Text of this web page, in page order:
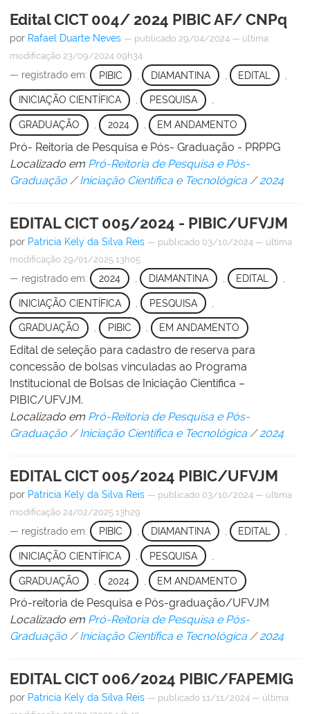
Edital CICT 004/ 2024 PIBIC AF/ CNPq
por Rafael Duarte Neves — publicado 29/04/2024 — última
modificação 23/09/2024 09h34
— registrado em: PIBIC DIAMANTINA EDITAL
INICIAÇÃO CIENTÍFICA , PESQUISA ,
GRADUAÇÃO 2024 EM ANDAMENTO
Pró- Reitoria de Pesquisa e Pós- Graduação - PRPPG
Localizado em Pró-Reitoria de Pesquisa e Pós-
Graduação /Iniciação Científica e Tecnológica /2024
EDITAL CICT 005/2024 - PIBIC/UFVJM
por Patricia Kely da Silva Reis — publicado 03/10/2024 — última
modificação 29/01/2025 13h05
— registrado em: 2024 DIAMANTINA EDITAL
INICIAÇÃO CIENTÍFICA PESQUISA
GRADUAÇÃO , PIBIC , EM ANDAMENTO
Edital de seleção para cadastro de reserva para
concessão de bolsas vinculadas ao Programa
Institucional de Bolsas de Iniciação Científica –
PIBIC/UFVJM.
Localizado em Pró-Reitoria de Pesquisa e Pós-
Graduação /Iniciação Científica e Tecnológica /2024
EDITAL CICT 005/2024 PIBIC/UFVJM
por Patricia Kely da Silva Reis — publicado 03/10/2024 — última
modificação 24/02/2025 13h29
— registrado em: PIBIC DIAMANTINA EDITAL
INICIAÇÃO CIENTÍFICA PESQUISA
GRADUAÇÃO 2024 EM ANDAMENTO
Pró-reitoria de Pesquisa e Pós-graduação/UFVJM
Localizado em Pró-Reitoria de Pesquisa e Pós-
Graduação /Iniciação Científica e Tecnológica /2024
EDITAL CICT 006/2024 PIBIC/FAPEMIG
por Patricia Kely da Silva Reis — publicado 11/11/2024 — última